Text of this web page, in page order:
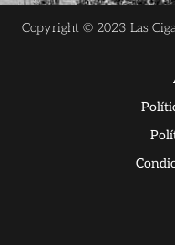
Copyright © 2023 Las